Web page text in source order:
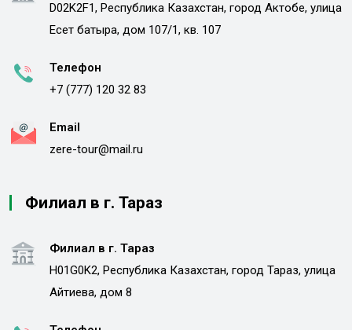
D02K2F1, Республика Казахстан, город Актобе, улица
Есет батыра, дом 107/1, кв. 107
Телефон
+7 (777) 120 32 83
Email
zere-tour@mail.ru
Филиал в г. Тараз
Филиал в г. Тараз
H01G0K2, Республика Казахстан, город Тараз, улица
Айтиева, дом 8